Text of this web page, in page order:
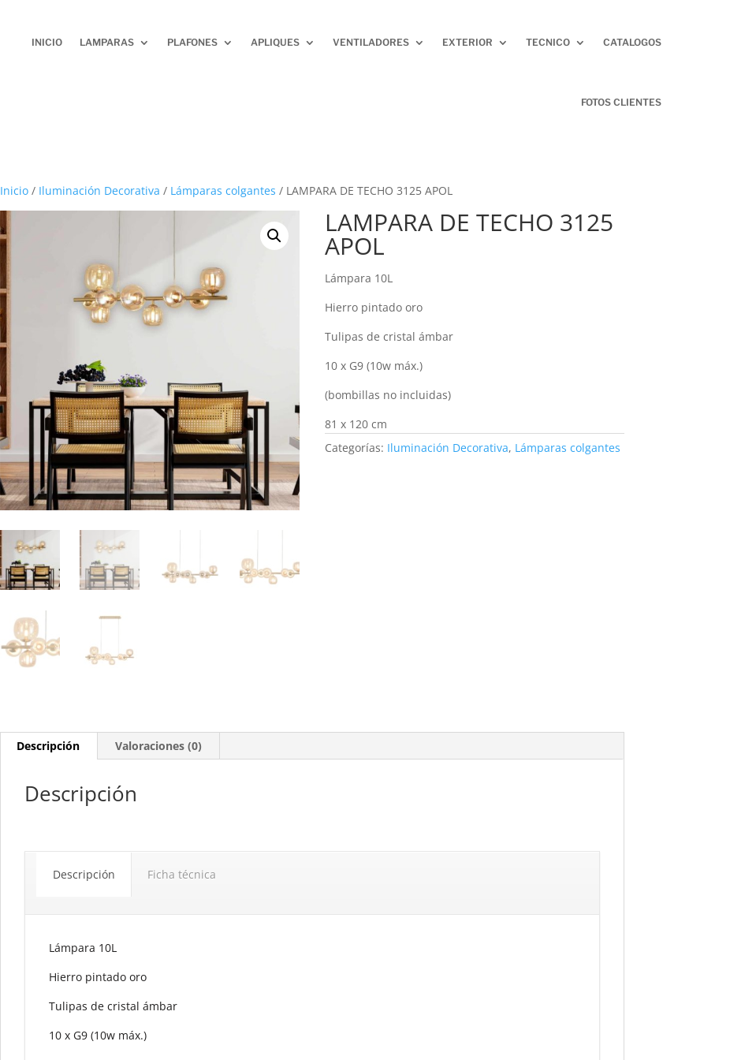
INICIO LAMPARAS PLAFONES APLIQUES VENTILADORES EXTERIOR TECNICO CATALOGOS
FOTOS CLIENTES
Inicio/ Iluminación Decorativa / Lámparas colgantes / LAMPARA DE TECHO 3125 APOL
LAMPARA DE TECHO 3125
APOL
Lámpara 10L
Hierro pintado oro
Tulipas de cristal ámbar
10 x G9 (10w máx.)
(bombillas no incluidas)
81 x 120 cm
Categorías: Iluminación Decorativa, Lámparas colgantes
Descripción Valoraciones (0)
Descripción
Descripción Ficha técnica
Lámpara 10L
Hierro pintado oro
Tulipas de cristal ámbar
10 x G9 (10w máx.)